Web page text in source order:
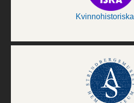
Kvinnohistoriska